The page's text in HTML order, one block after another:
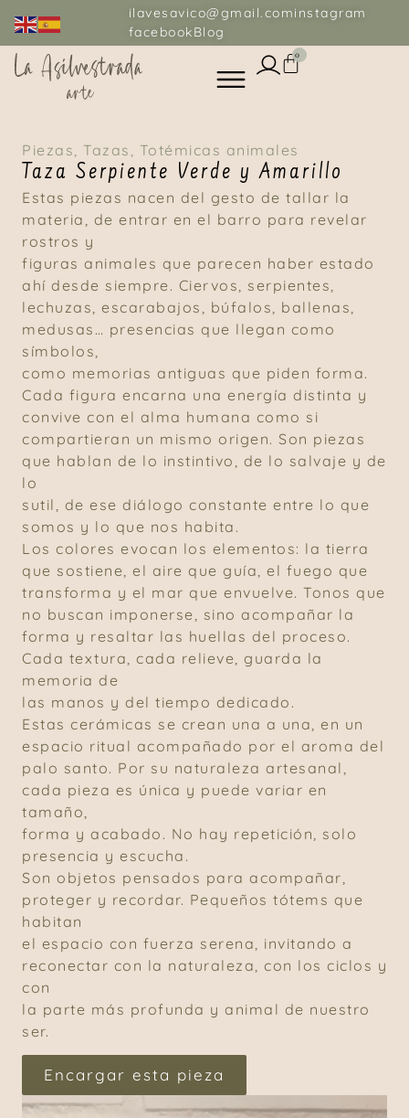
ilavesavico@gmail.cominstagram
facebookBlog
0
Piezas, Tazas , Totémicas animales
Taza Serpiente Verde y Amarillo
Estas piezas nacen del gesto de tallar la
materia, de entrar en el barro para revelar
rostros y
figuras animales que parecen haber estado
ahí desde siempre. Ciervos, serpientes,
lechuzas, escarabajos, búfalos, ballenas,
medusas… presencias que llegan como
símbolos,
como memorias antiguas que piden forma.
Cada figura encarna una energía distinta y
convive con el alma humana como si
compartieran un mismo origen. Son piezas
que hablan de lo instintivo, de lo salvaje y de
lo
sutil, de ese diálogo constante entre lo que
somos y lo que nos habita.
Los colores evocan los elementos: la tierra
que sostiene, el aire que guía, el fuego que
transforma y el mar que envuelve. Tonos que
no buscan imponerse, sino acompañar la
forma y resaltar las huellas del proceso.
Cada textura, cada relieve, guarda la
memoria de
las manos y del tiempo dedicado.
Estas cerámicas se crean una a una, en un
espacio ritual acompañado por el aroma del
palo santo. Por su naturaleza artesanal,
cada pieza es única y puede variar en
tamaño,
forma y acabado. No hay repetición, solo
presencia y escucha.
Son objetos pensados para acompañar,
proteger y recordar. Pequeños tótems que
habitan
el espacio con fuerza serena, invitando a
reconectar con la naturaleza, con los ciclos y
con
la parte más profunda y animal de nuestro
ser.
Encargar esta pieza